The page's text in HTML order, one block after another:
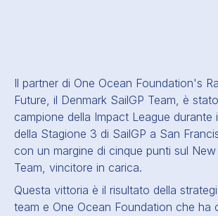
Il partner di One Ocean Foundation's
Future, il Denmark SailGP Team, è
campione della Impact League durante
della Stagione 3 di SailGP a San
con un margine di cinque punti sul New
Team, vincitore in carica.
Questa vittoria è il risultato della
team e One Ocean Foundation che ha